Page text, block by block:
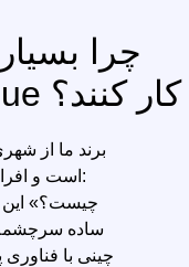
چرا
می‌گیرند با GeekValue کار کنند؟
برند ما از
است و
ساده سرچشمه
چینی با فناوری